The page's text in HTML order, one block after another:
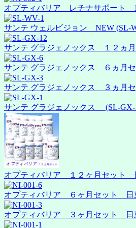
オプティバリア レチナサポート
サンテ ウェルビジョン NEW (SL-
サンテ グラジェノックス １２ヵ
サンテ グラジェノックス ６ヵ月
サンテ グラジェノックス ３ヵ月
サンテ グラジェノックス (SL-GX-
オプティバリア １２ヶ月セット
オプティバリア ６ヶ月セット 日
オプティバリア ３ヶ月セット 日